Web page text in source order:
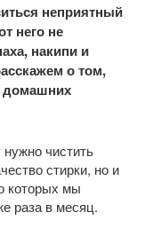
неприятный
него не
накипи и
о том,
домашних
чистить
стирки, но и
которых мы
раза в месяц.